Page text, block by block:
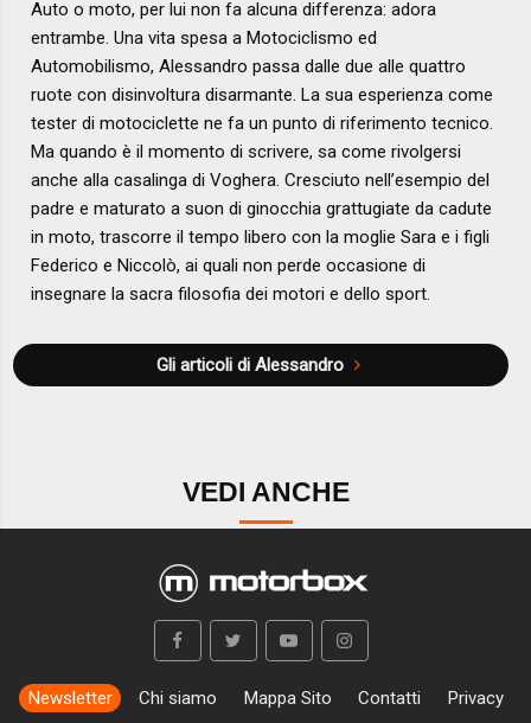
Auto o moto, per lui non fa alcuna differenza: adora
entrambe. Una vita spesa a Motociclismo ed
Automobilismo, Alessandro passa dalle due alle quattro
ruote con disinvoltura disarmante. La sua esperienza come
tester di motociclette ne fa un punto di riferimento tecnico.
Ma quando è il momento di scrivere, sa come rivolgersi
anche alla casalinga di Voghera. Cresciuto nell’esempio del
padre e maturato a suon di ginocchia grattugiate da cadute
in moto, trascorre il tempo libero con la moglie Sara e i figli
Federico e Niccolò, ai quali non perde occasione di
insegnare la sacra filosofia dei motori e dello sport.
Gli articoli di Alessandro
VEDI ANCHE
Newsletter Chi siamo Mappa Sito Contatti Privacy